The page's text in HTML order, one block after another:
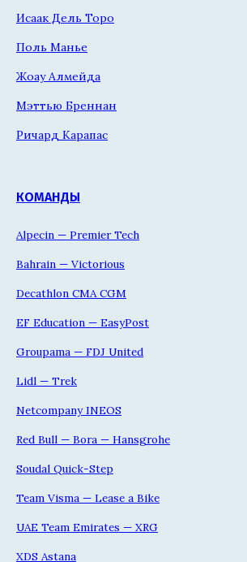
Исаак Дель Торо
Поль Манье
Жоау Алмейда
Мэттью Бреннан
Ричард Карапас
КОМАНДЫ
Alpecin — Premier Tech
Bahrain — Victorious
Decathlon CMA CGM
EF Education — EasyPost
Groupama — FDJ United
Lidl — Trek
Netcompany INEOS
Red Bull — Bora — Hansgrohe
Soudal Quick-Step
Team Visma — Lease a Bike
UAE Team Emirates — XRG
XDS Astana